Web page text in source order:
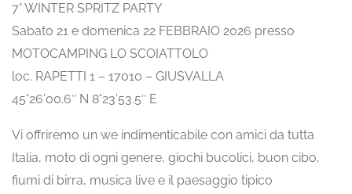
7° WINTER SPRITZ PARTY
Sabato 21 e domenica 22 FEBBRAIO 2026 presso
MOTOCAMPING LO SCOIATTOLO
loc. RAPETTI 1 – 17010 – GIUSVALLA
45°26’00.6″ N 8°23’53.5″ E
Vi offriremo un we indimenticabile con amici da tutta
Italia, moto di ogni genere, giochi bucolici, buon cibo,
fiumi di birra, musica live e il paesaggio tipico